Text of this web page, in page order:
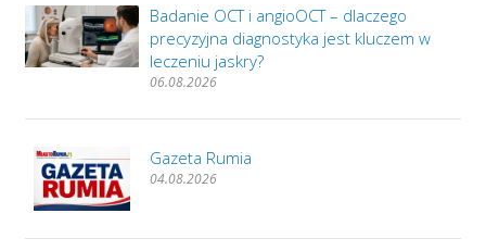
Badanie OCT i angioOCT – dlaczego
precyzyjna diagnostyka jest kluczem w
leczeniu jaskry?
06.08.2026
Gazeta Rumia
04.08.2026